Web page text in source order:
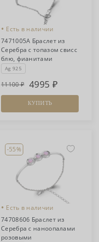
• Есть в наличии
7471005А Браслет из
Серебра с топазом свисс
блю, фианитами
Ag 925
11100 4995
КУПИТЬ
-55%
• Есть в наличии
74708606 Браслет из
Серебра с наноопалами
розовыми